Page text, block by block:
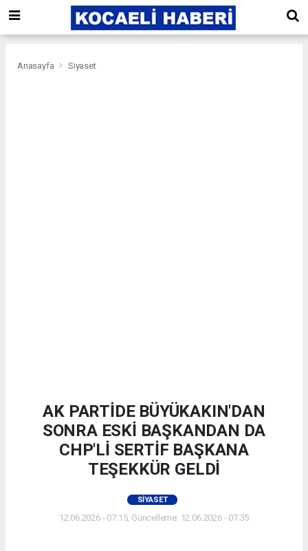
Anasayfa Siyaset
AK PARTİDE BÜYÜKAKIN'DAN
SONRA ESKİ BAŞKANDAN DA
CHP'Lİ SERTİF BAŞKANA
TEŞEKKÜR GELDİ
SIYASET
12.06.2026 - 07:15, Güncelleme: 12.06.2026 - 07:35